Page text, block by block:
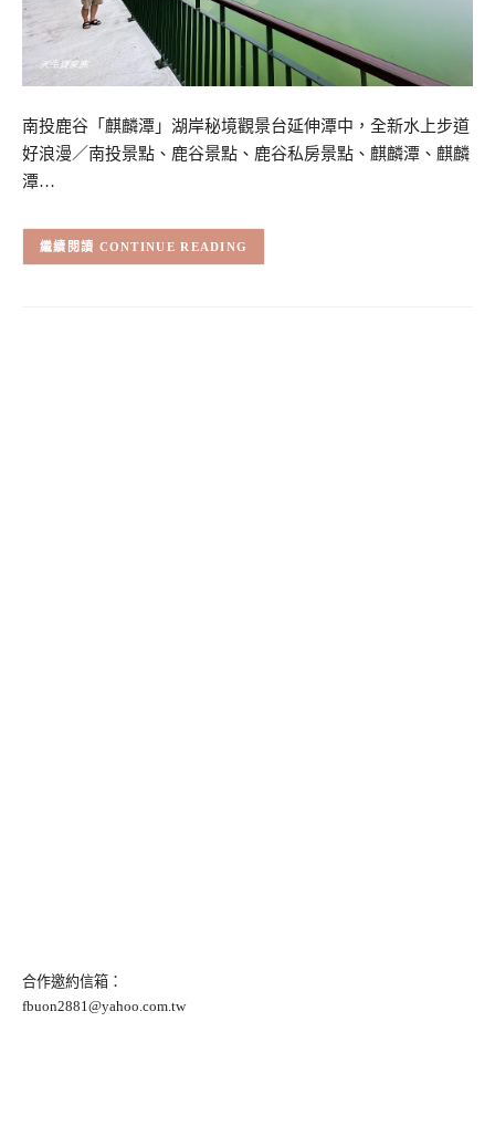
南投鹿谷「麒麟潭」湖岸秘境觀景台延伸潭中，全新水上步道
好浪漫／南投景點、鹿谷景點、鹿谷私房景點、麒麟潭、麒麟
潭…
CONTINUE READING
合作邀約信箱：
fbuon2881@yahoo.com.tw